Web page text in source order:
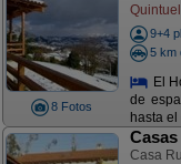
8 Fotos
9+4
5 km
El
de
hasta
Casa